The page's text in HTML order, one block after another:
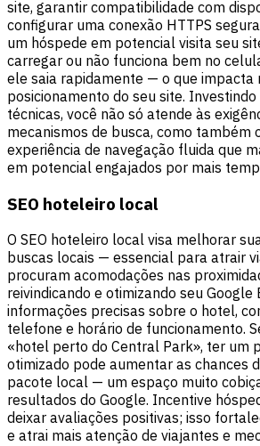
site, garantir compatibilidade com
configurar uma conexão HTTPS
um hóspede em potencial visita seu
carregar ou não funciona bem no
ele saia rapidamente — o que impacta
posicionamento do seu site.
técnicas, você não só atende às
mecanismos de busca, como também
experiência de navegação fluida que
em potencial engajados por mais
SEO hoteleiro local
O SEO hoteleiro local visa melhorar
buscas locais — essencial para atrair
procuram acomodações nas
reivindicando e otimizando seu
informações precisas sobre o hotel,
telefone e horário de funcionamento.
«hotel perto do Central Park», ter um
otimizado pode aumentar as chances
pacote local — um espaço muito
resultados do Google. Incentive
deixar avaliações positivas; isso
e atrai mais atenção de viajantes e